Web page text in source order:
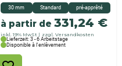
30 mm Standard pré-apprêté
à partir de331,24 €
inkl. 19% MwSt zzgl. Versandkosten
Lieferzeit: 3 - 6 Arbeitstage
Disponible à l'enlèvement